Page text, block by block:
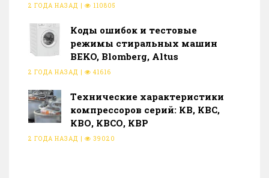
2 ГОДА НАЗАД 110805
Коды ошибок и тестовые
режимы стиральных машин
BEKO, Blomberg, Altus
2 ГОДА НАЗАД 41616
Тeхнические характеристики
компрессоров серий: КВ, КВС,
КВО, КВСО, КВР
2 ГОДА НАЗАД 39020